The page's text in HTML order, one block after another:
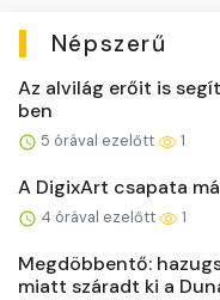
Népszerű
Az alvilág erőit is
ben
5 órával ezelőtt 1
A DigixArt csapata
4 órával ezelőtt 1
Megdöbbentő:
miatt száradt ki a